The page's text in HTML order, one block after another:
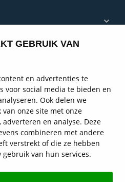
GEBRUIK VAN
en advertenties te
voor social media te bieden en
Ook delen we
onze site met onze
en analyse. Deze
combineren met andere
verstrekt of die ze hebben
van hun services.